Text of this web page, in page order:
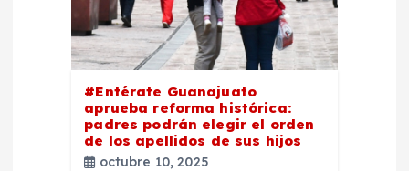
#Entérate Guanajuato
aprueba reforma histórica:
padres podrán elegir el orden
de los apellidos de sus hijos
octubre 10, 2025